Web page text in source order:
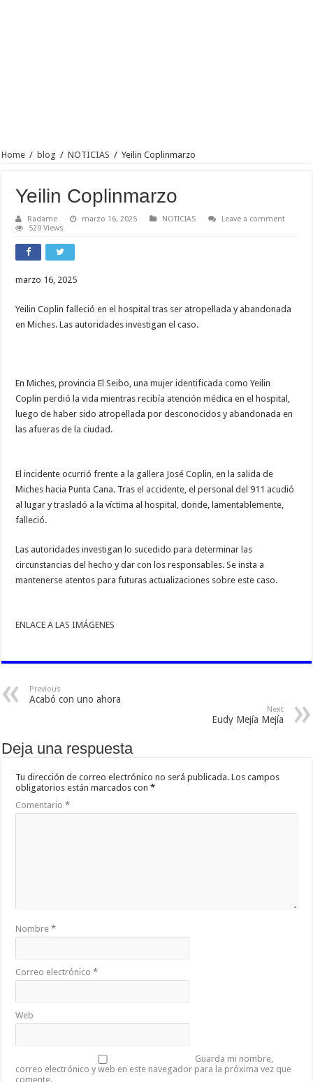
Home / blog / NOTICIAS / Yeilin Coplinmarzo
Yeilin Coplinmarzo
Radame marzo 16, 2025 NOTICIAS
Leave a comment
529 Views
marzo 16, 2025
Yeilin Coplin falleció en el hospital tras ser atropellada y abandonada
en Miches. Las autoridades investigan el caso.
En Miches, provincia El Seibo, una mujer identificada como Yeilin
Coplin perdió la vida mientras recibía atención médica en el hospital,
luego de haber sido atropellada por desconocidos y abandonada en
las afueras de la ciudad.
El incidente ocurrió frente a la gallera José Coplin, en la salida de
Miches hacia Punta Cana. Tras el accidente, el personal del 911 acudió
al lugar y trasladó a la víctima al hospital, donde, lamentablemente,
falleció.
Las autoridades investigan lo sucedido para determinar las
circunstancias del hecho y dar con los responsables. Se insta a
mantenerse atentos para futuras actualizaciones sobre este caso.
ENLACE A LAS IMÁGENES
Previous
Acabó con uno ahora
Next
Eudy Mejía Mejía
Deja una respuesta
Tu dirección de correo electrónico no será publicada. Los campos
obligatorios están marcados con*
Comentario*
Nombre*
Correo electrónico*
Web
Guarda mi nombre,
correo electrónico y web en este navegador para la próxima vez que
comente.